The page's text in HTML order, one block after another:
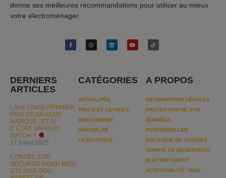
donne ses meilleures recommandations pour utiliser au mieux
votre électroménager.
DERNIERS
ARTICLES
LAVE-LINGE PREMIER
PRIX VS GRANDE
MARQUE : ET SI
C’ÉTAIT UN FAUX
MATCH ?
17 juillet 2025
CONSEILS DE
SÉCURITÉ POUR BIEN
UTILISER SON
CATÉGORIES
ACTUALITÉS
TRUCS ET ASTUCES
BIEN CHOISIR
DURABILITÉ
LA BOUTIQUE
A PROPOS
INFORMATIONS LÉGALES
PROTECTION DE VOS
DONNÉES
PERSONNELLES
POLITIQUE DE COOKIES
CHARTE DE MODÉRATION
ELECTRO DEPOT
ACCESSIBILITÉ : NON